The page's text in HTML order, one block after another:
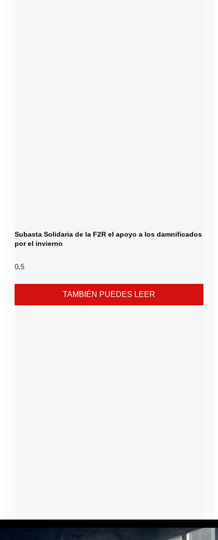
Subasta Solidaria de la F2R el apoyo a los damnificados
por el invierno
TAMBIÉN PUEDES LEER